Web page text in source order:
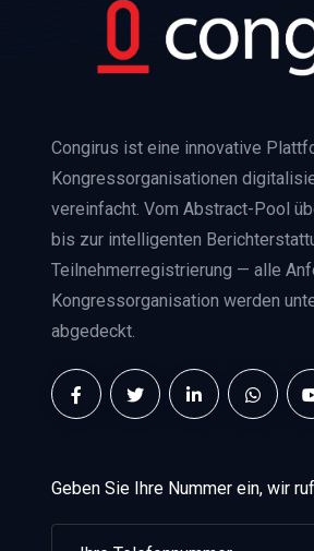
Congirus ist eine innovative
Kongressorganisationen
vereinfacht. Vom Abstract-Pool
bis zur intelligenten
Teilnehmerregistrierung — alle
Kongressorganisation werden
abgedeckt.
Geben Sie Ihre Nummer ein, wir